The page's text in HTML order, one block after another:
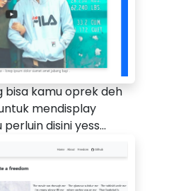
bisa kamu oprek deh
mendisplay
disini yess...